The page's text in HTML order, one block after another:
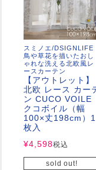
防炎
100×200cm（
100×176cm(レ
100×198cm(レ
カーテンを機能
1級遮光カーテン
防炎カーテン
ミラーレースカ
遮熱レースカー
防炎レースカー
カーテンをテイ
花・植物柄(厚
モダン柄(厚地
無地・無地調(
花・植物柄(レー
無地・無地調(
カーテン生地
DESIGN LIFE
colne
防炎
カーテンデザイ
既成カーテンサ
200×200cm程度
200×250cm程度
220×250cm程度
100×100cm（
150×150cm（
200×200cm（円
防炎ラグ
防ダニラグ
アレルゲン抑制
消臭ラグ
洗えるラグ
滑り止め加工ラグ
ラグの選び方講
ラグのお手入れ
261×261cm（
261×352cm（
352×352cm（
191×191cm（
191×286cm（
286×286cm（
カーペットのサ
カーペットの選
カーペットのお
カーペットデザ
約50×80cm
約55×85cm
約60×90cm
約70×120cm
円形・変形サイズ
キッチンマット
約45×60cm
約45×120cm
約45×180cm
約45×240cm
約45×270cm
マットを機能で
洗えるマット
滑り止め加工
マットのお手入
マットデザイン
オーダーカーテ
カーテン
ラグ
マット
雑貨
キャラクターで
ミッキー／
クッションカバ
スリッパ
トイレタリー
布・生地
キッチン収納・
キッチン小物
リビング用品
玄関用品
布団カバー
敷きパッド
枕
風呂敷
テーブルセンタ
スミノエ/DSIGNLIFE
鳥や草花を描いたおし
ゃれな洗える北欧風レ
ースカーテン
【アウトレット】
北欧 レース カー
ン CUCO VOILE
クコボイル（幅
100×丈198cm）1
枚入
¥4,598税込
sold out!